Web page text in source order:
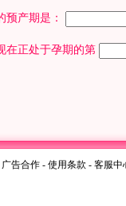
预产期是：
在正处于孕期的第
广告合作 - 使用条款 - 客服中